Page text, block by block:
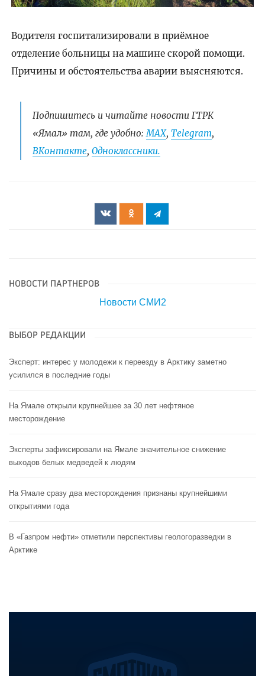
Водителя госпитализировали в приёмное
отделение больницы на машине скорой помощи.
Причины и обстоятельства аварии выясняются.
Подпишитесь и читайте новости ГТРК
«Ямал» там, где удобно:МАХ, Telegram,
ВКонтакте, Одноклассники.
НОВОСТИ ПАРТНЕРОВ
Новости СМИ2
ВЫБОР РЕДАКЦИИ
Эксперт: интерес у молодежи к переезду в Арктику заметно
усилился в последние годы
На Ямале открыли крупнейшее за 30 лет нефтяное
месторождение
Эксперты зафиксировали на Ямале значительное снижение
выходов белых медведей к людям
На Ямале сразу два месторождения признаны крупнейшими
открытиями года
В «Газпром нефти» отметили перспективы геологоразведки в
Арктике